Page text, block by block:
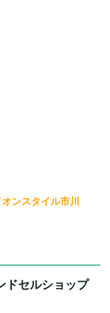
ンスタイル市川
ドセルショップ